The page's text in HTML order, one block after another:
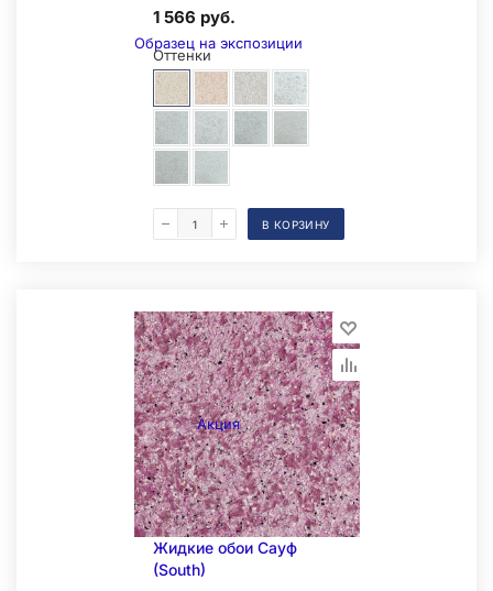
Образец на экспозиции
1 566 руб.
Оттенки
В КОРЗИНУ
Акция
Жидкие обои Сауф
(South)